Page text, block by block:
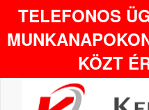
TELEFONOS
KÖZT